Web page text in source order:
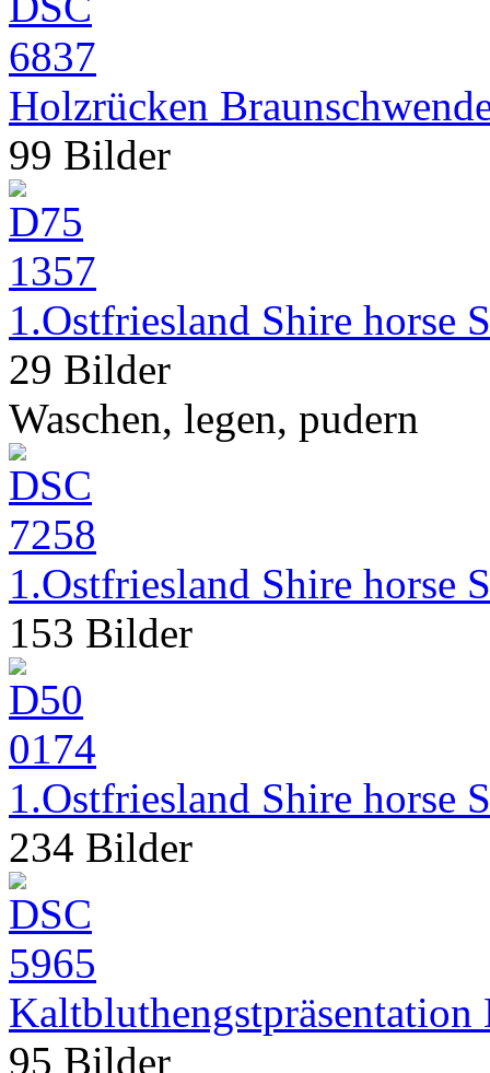
Holzrücken
99 Bilder
1.Ostfriesland Shire horse
29 Bilder
Waschen, legen, pudern
1.Ostfriesland Shire horse
153 Bilder
1.Ostfriesland Shire horse
234 Bilder
Kaltbluthengstpräsentation
95 Bilder